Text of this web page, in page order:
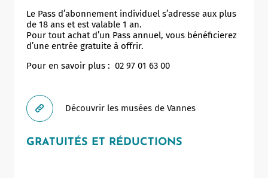
Le Pass d’abonnement individuel s’adresse aux plus
de 18 ans et est valable 1 an.
Pour tout achat d’un Pass annuel, vous bénéficierez
d’une entrée gratuite à offrir.
Pour en savoir plus : 02 97 01 63 00
Découvrir les musées de Vannes
GRATUITÉS ET RÉDUCTIONS